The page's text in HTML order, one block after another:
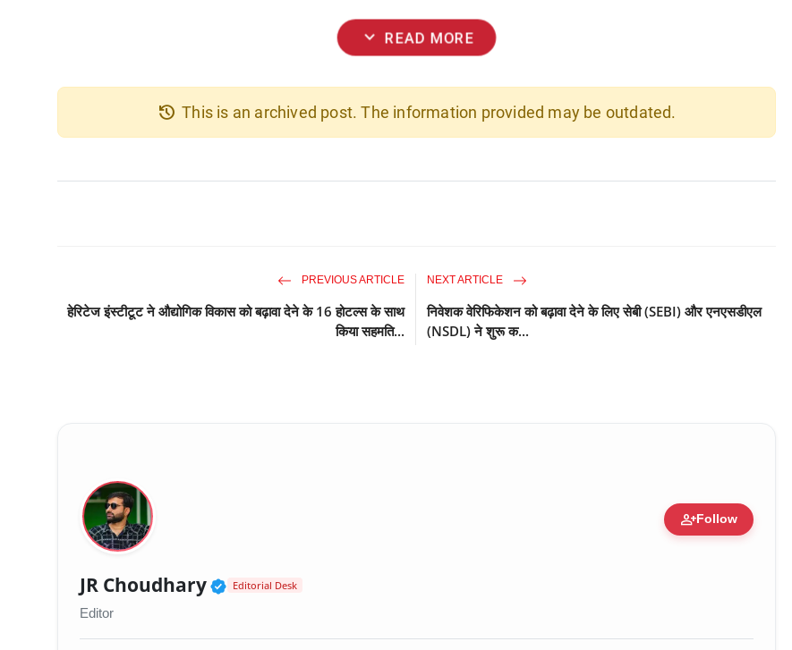
expand_more READ MORE
history This is an archived post. The information provided may be outdated.
PREVIOUS ARTICLE
हेरिटेज इंस्टीटूट ने औद्योगिक विकास को बढ़ावा देने के 16 होटल्स के साथ
किया सहमति...
NEXT ARTICLE
निवेशक वेरिफिकेशन को बढ़ावा देने के लिए सेबी (SEBI) और एनएसडीएल
(NSDL) ने शुरू क...
person_addFollow
JR Choudhary Verified Public Figure • 30 Mar, 2026
Editorial Desk
Editor